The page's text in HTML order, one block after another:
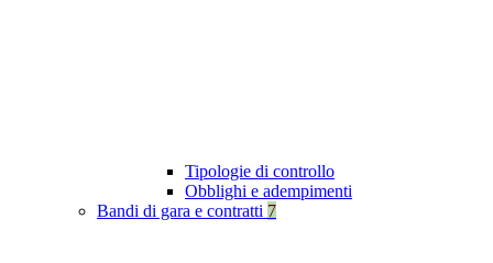
Tipologie di controllo
Obblighi e adempimenti
Bandi di gara e contratti 7